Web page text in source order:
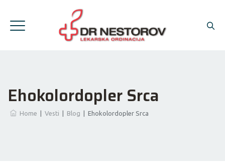
Ehokolordopler Srca
Home Vesti Blog Ehokolordopler Srca